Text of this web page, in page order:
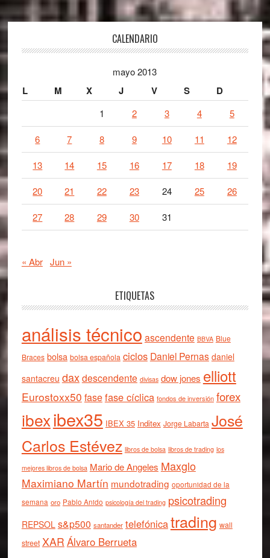
CALENDARIO
mayo 2013
L M X J V S D
1 2 3 4 5
6 7 8 9 10 11 12
13 14 15 16 17 18 19
20 21 22 23 24 25 26
27 28 29 30 31
« Abr Jun »
ETIQUETAS
análisis técnico ascendente BBVA Blue
Braces bolsa bolsa española ciclos Daniel Pernas daniel
santacreu daxdescendente divisas dow jones elliott
Eurostoxx50 fasefase cíclica fondos de inversión forex
ibexibex35 IBEX 35 Inditex Jorge Labarta José
Carlos Estévez libros de bolsa libros de trading los
mejores libros de bolsa Mario de Angeles Maxglo
Maximiano Martín mundotrading oportunidad de la
semana oro Pablo Anido psicología del trading psicotrading
REPSOL s&p500 santander telefónicatrading wall
street XAR Álvaro Berrueta